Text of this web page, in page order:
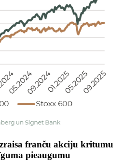
franču akciju kritumu
pieaugumu